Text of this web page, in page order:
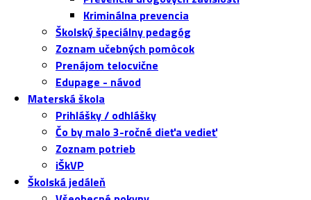
Kriminálna prevencia
Školský špeciálny pedagóg
Zoznam učebných pomôcok
Prenájom telocvične
Edupage - návod
Materská škola
Prihlášky / odhlášky
Čo by malo 3-ročné dieťa vedieť
Zoznam potrieb
iŠkVP
Školská jedáleň